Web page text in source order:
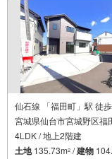
仙石線 「福田町」駅 徒
宮城県仙台市宮城野区福
4LDK / 地上2階建
土地135.73m2 /建物